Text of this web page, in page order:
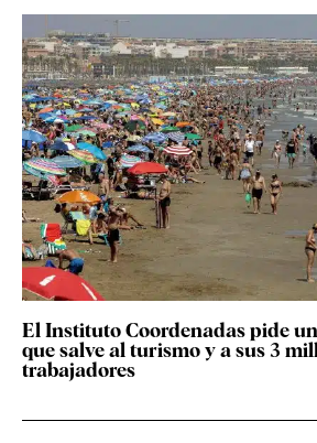
El Instituto Coordenadas pide
que salve al turismo y a sus 3
trabajadores